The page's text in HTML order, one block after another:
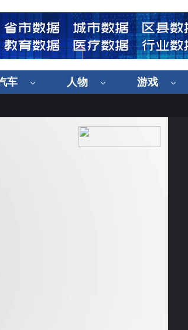
车 人物 游戏